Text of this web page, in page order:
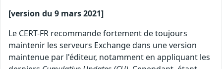
[version du 9 mars 2021]
Le CERT-FR recommande fortement de toujours
maintenir les serveurs Exchange dans une version
maintenue par l'éditeur, notamment en appliquant les